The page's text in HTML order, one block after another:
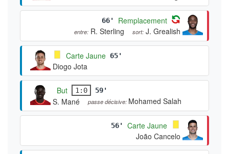
66' Remplacement
entre: R. Sterling sort: J. Grealish
Carte Jaune 65'
Diogo Jota
But 1:0 59'
S. Mané passe décisive: Mohamed Salah
56'
Carte Jaune
João Cancelo